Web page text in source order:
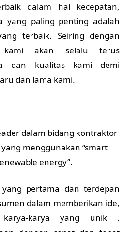
dalam hal kecepatan,
yang paling penting adalah
terbaik. Seiring dengan
kami akan selalu terus
dan kualitas kami demi
dan lama kami.
dalam bidang kontraktor
menggunakan “smart
energy”.
pertama dan terdepan
dalam memberikan ide,
karya yang unik .